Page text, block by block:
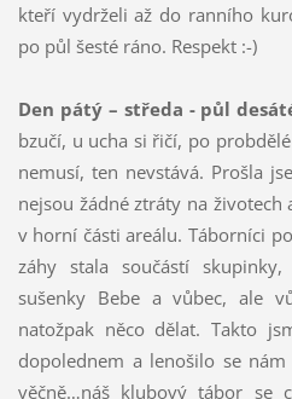
kteří vydrželi až do ranního
po půl šesté ráno. Respekt :-)
Den pátý – středa - půl
bzučí, u ucha si řičí, po
nemusí, ten nevstává. Prošla
nejsou žádné ztráty na životech
v horní části areálu. Táborníci
záhy stala součástí
sušenky Bebe a vůbec, ale
natožpak něco dělat. Takto
dopolednem a lenošilo se
věčně…náš klubový tábor se